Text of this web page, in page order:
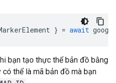
} = await google
bạn tạo thực thể bản đồ bằng
có thể là mã bản đồ mà bạn